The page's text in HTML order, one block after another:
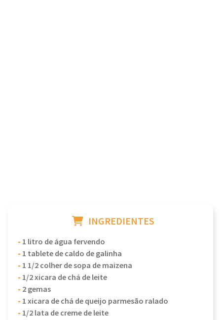
INGREDIENTES
- 1 litro de água fervendo
- 1 tablete de caldo de galinha
- 1 1/2 colher de sopa de maizena
- 1/2 xicara de chá de leite
- 2 gemas
- 1 xicara de chá de queijo parmesão ralado
- 1/2 lata de creme de leite